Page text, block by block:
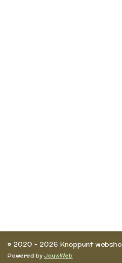
© 2020 - 2026 Knoppunt
Powered byJouwWeb